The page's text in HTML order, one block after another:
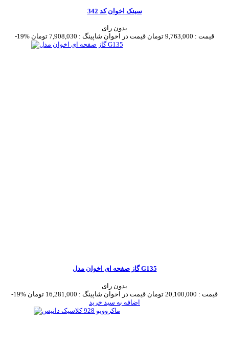
سینک اخوان کد 342
بدون رای
-19%
قیمت : 9,763,000 تومان قیمت در اخوان شاپینگ : 7,908,030 تومان
گاز صفحه ای اخوان مدل G135
بدون رای
-19%
قیمت : 20,100,000 تومان قیمت در اخوان شاپینگ : 16,281,000 تومان
اضافه به سبد خرید